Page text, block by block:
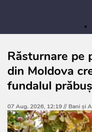
Răsturnare pe
din Moldova
fundalul
07 Aug. 2026, 12:19 // Bani și